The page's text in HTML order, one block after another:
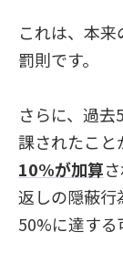
これは、本
罰則です。
さらに、過
課されたこと
10%が加算
返しの隠蔽行
50%に達する